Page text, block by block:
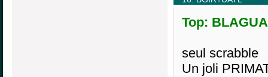
Top:
seul scrabble
Un joli